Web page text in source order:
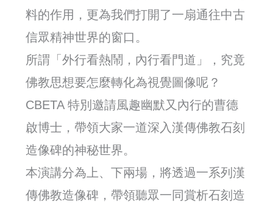
料的作用，更為我們打開了一扇通往中古
信眾精神世界的窗口。
所謂「外行看熱鬧，內行看門道」，究竟
佛教思想要怎麼轉化為視覺圖像呢？
CBETA 特別邀請風趣幽默又內行的曹德
啟博士，帶領大家一道深入漢傳佛教石刻
造像碑的神秘世界。
本演講分為上、下兩場，將透過一系列漢
傳佛教造像碑，帶領聽眾一同賞析石刻造